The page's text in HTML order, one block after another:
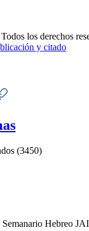
los derechos
y citado
(3450)
Semanario Hebreo